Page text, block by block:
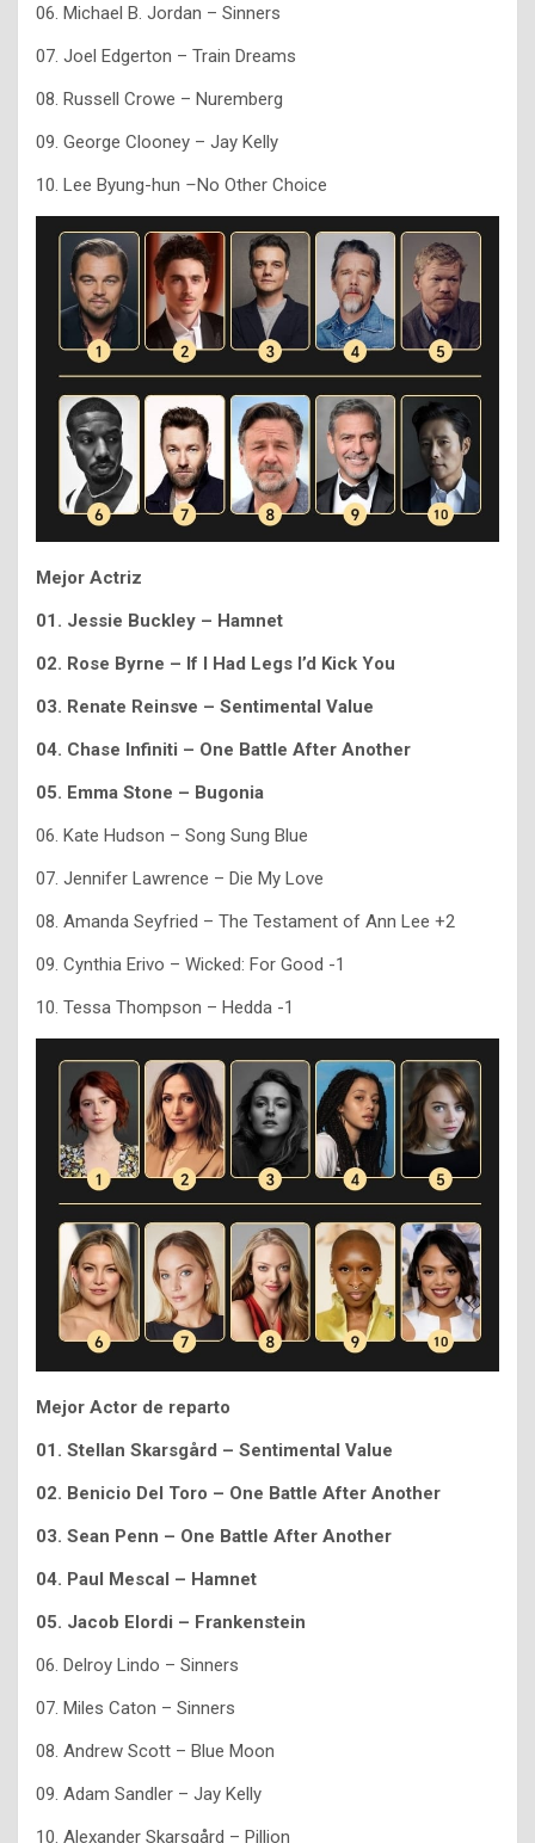
06. Michael B. Jordan – Sinners
07. Joel Edgerton – Train Dreams
08. Russell Crowe – Nuremberg
09. George Clooney – Jay Kelly
10. Lee Byung-hun –No Other Choice
Mejor Actriz
01. Jessie Buckley – Hamnet
02. Rose Byrne – If I Had Legs I’d Kick You
03. Renate Reinsve – Sentimental Value
04. Chase Infiniti – One Battle After Another
05. Emma Stone – Bugonia
06. Kate Hudson – Song Sung Blue
07. Jennifer Lawrence – Die My Love
08. Amanda Seyfried – The Testament of Ann Lee +2
09. Cynthia Erivo – Wicked: For Good -1
10. Tessa Thompson – Hedda -1
Mejor Actor de reparto
01. Stellan Skarsgård – Sentimental Value
02. Benicio Del Toro – One Battle After Another
03. Sean Penn – One Battle After Another
04. Paul Mescal – Hamnet
05. Jacob Elordi – Frankenstein
06. Delroy Lindo – Sinners
07. Miles Caton – Sinners
08. Andrew Scott – Blue Moon
09. Adam Sandler – Jay Kelly
10. Alexander Skarsgård – Pillion